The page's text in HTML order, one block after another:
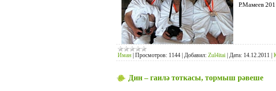
Р.Мамеев
Иман Просмотров: 1144 Добавил: Zul4itai Дата: 14.12.2011
Дин – гаилә тоткасы, тормыш рәвеше